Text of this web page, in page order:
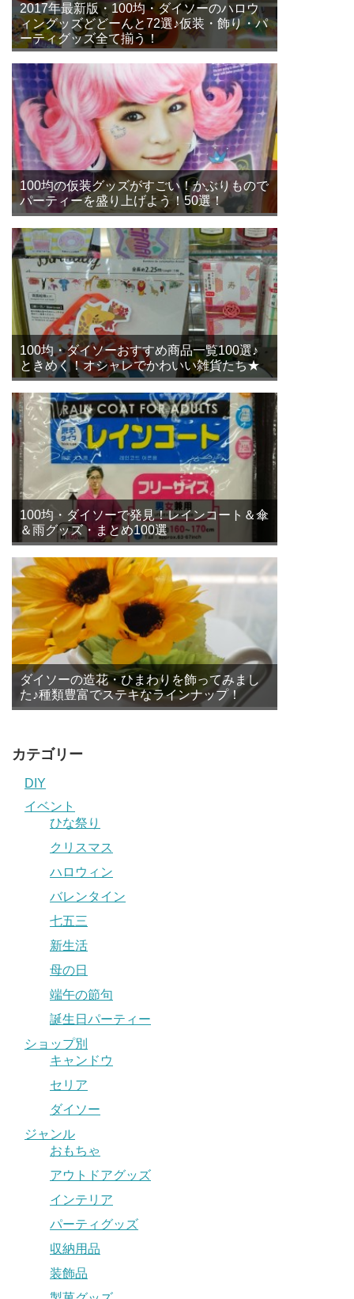
2017年最新版・100均・ダイソーのハロウ
ィングッズどどーんと72選♪仮装・飾り・パ
ーティグッズ全て揃う！
100均の仮装グッズがすごい！かぶりもので
パーティーを盛り上げよう！50選！
100均・ダイソーおすすめ商品一覧100選♪
ときめく！オシャレでかわいい雑貨たち★
100均・ダイソーで発見！レインコート＆傘
＆雨グッズ・まとめ100選
ダイソーの造花・ひまわりを飾ってみまし
た♪種類豊富でステキなラインナップ！
カテゴリー
DIY
イベント
ひな祭り
クリスマス
ハロウィン
バレンタイン
七五三
新生活
母の日
端午の節句
誕生日パーティー
ショップ別
キャンドウ
セリア
ダイソー
ジャンル
おもちゃ
アウトドアグッズ
インテリア
パーティグッズ
収納用品
装飾品